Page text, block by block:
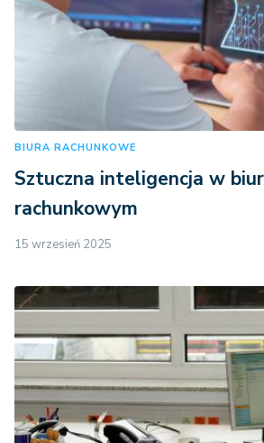
BIURA RACHUNKOWE
Sztuczna inteligencja w
rachunkowym
15 wrzesień 2025